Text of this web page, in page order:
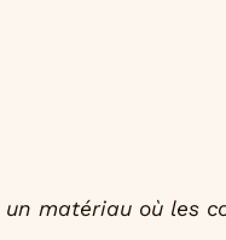
matériau où les